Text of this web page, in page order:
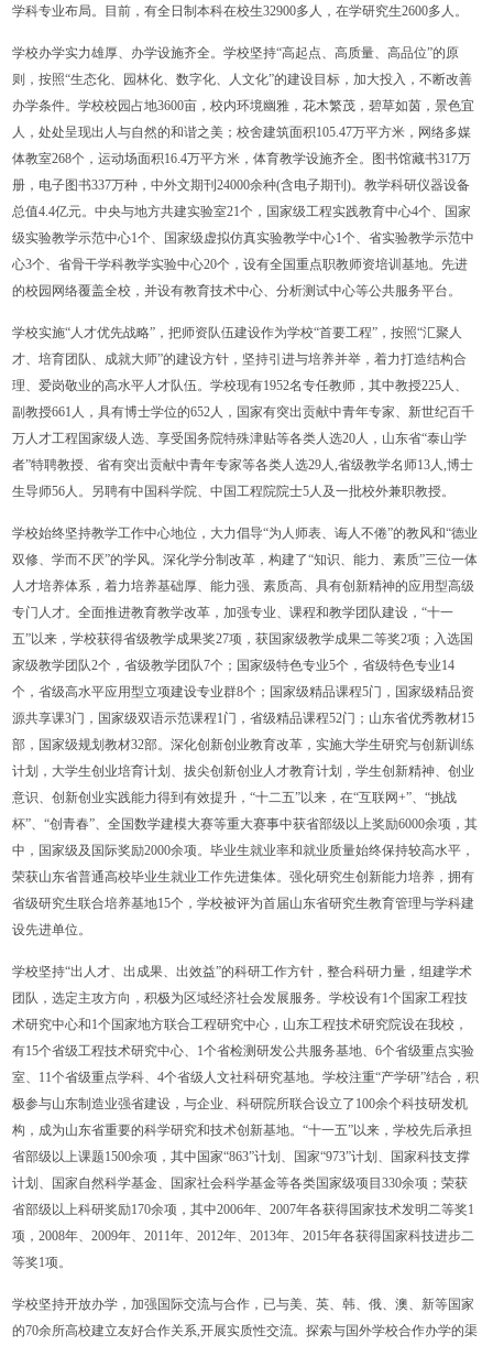
学科专业布局。目前，有全日制本科在校生32900多人，在学研究生2600多人。
学校办学实力雄厚、办学设施齐全。学校坚持“高起点、高质量、高品位”的原
则，按照“生态化、园林化、数字化、人文化”的建设目标，加大投入，不断改善
办学条件。学校校园占地3600亩，校内环境幽雅，花木繁茂，碧草如茵，景色宜
人，处处呈现出人与自然的和谐之美；校舍建筑面积105.47万平方米，网络多媒
体教室268个，运动场面积16.4万平方米，体育教学设施齐全。图书馆藏书317万
册，电子图书337万种，中外文期刊24000余种(含电子期刊)。教学科研仪器设备
总值4.4亿元。中央与地方共建实验室21个，国家级工程实践教育中心4个、国家
级实验教学示范中心1个、国家级虚拟仿真实验教学中心1个、省实验教学示范中
心3个、省骨干学科教学实验中心20个，设有全国重点职教师资培训基地。先进
的校园网络覆盖全校，并设有教育技术中心、分析测试中心等公共服务平台。
学校实施“人才优先战略”，把师资队伍建设作为学校“首要工程”，按照“汇聚人
才、培育团队、成就大师”的建设方针，坚持引进与培养并举，着力打造结构合
理、爱岗敬业的高水平人才队伍。学校现有1952名专任教师，其中教授225人、
副教授661人，具有博士学位的652人，国家有突出贡献中青年专家、新世纪百千
万人才工程国家级人选、享受国务院特殊津贴等各类人选20人，山东省“泰山学
者”特聘教授、省有突出贡献中青年专家等各类人选29人,省级教学名师13人,博士
生导师56人。另聘有中国科学院、中国工程院院士5人及一批校外兼职教授。
学校始终坚持教学工作中心地位，大力倡导“为人师表、诲人不倦”的教风和“德业
双修、学而不厌”的学风。深化学分制改革，构建了“知识、能力、素质”三位一体
人才培养体系，着力培养基础厚、能力强、素质高、具有创新精神的应用型高级
专门人才。全面推进教育教学改革，加强专业、课程和教学团队建设，“十一
五”以来，学校获得省级教学成果奖27项，获国家级教学成果二等奖2项；入选国
家级教学团队2个，省级教学团队7个；国家级特色专业5个，省级特色专业14
个，省级高水平应用型立项建设专业群8个；国家级精品课程5门，国家级精品资
源共享课3门，国家级双语示范课程1门，省级精品课程52门；山东省优秀教材15
部，国家级规划教材32部。深化创新创业教育改革，实施大学生研究与创新训练
计划，大学生创业培育计划、拔尖创新创业人才教育计划，学生创新精神、创业
意识、创新创业实践能力得到有效提升，“十二五”以来，在“互联网+”、“挑战
杯”、“创青春”、全国数学建模大赛等重大赛事中获省部级以上奖励6000余项，其
中，国家级及国际奖励2000余项。毕业生就业率和就业质量始终保持较高水平，
荣获山东省普通高校毕业生就业工作先进集体。强化研究生创新能力培养，拥有
省级研究生联合培养基地15个，学校被评为首届山东省研究生教育管理与学科建
设先进单位。
学校坚持“出人才、出成果、出效益”的科研工作方针，整合科研力量，组建学术
团队，选定主攻方向，积极为区域经济社会发展服务。学校设有1个国家工程技
术研究中心和1个国家地方联合工程研究中心，山东工程技术研究院设在我校，
有15个省级工程技术研究中心、1个省检测研发公共服务基地、6个省级重点实验
室、11个省级重点学科、4个省级人文社科研究基地。学校注重“产学研”结合，积
极参与山东制造业强省建设，与企业、科研院所联合设立了100余个科技研发机
构，成为山东省重要的科学研究和技术创新基地。“十一五”以来，学校先后承担
省部级以上课题1500余项，其中国家“863”计划、国家“973”计划、国家科技支撑
计划、国家自然科学基金、国家社会科学基金等各类国家级项目330余项；荣获
省部级以上科研奖励170余项，其中2006年、2007年各获得国家技术发明二等奖1
项，2008年、2009年、2011年、2012年、2013年、2015年各获得国家科技进步二
等奖1项。
学校坚持开放办学，加强国际交流与合作，已与美、英、韩、俄、澳、新等国家
的70余所高校建立友好合作关系,开展实质性交流。探索与国外学校合作办学的渠